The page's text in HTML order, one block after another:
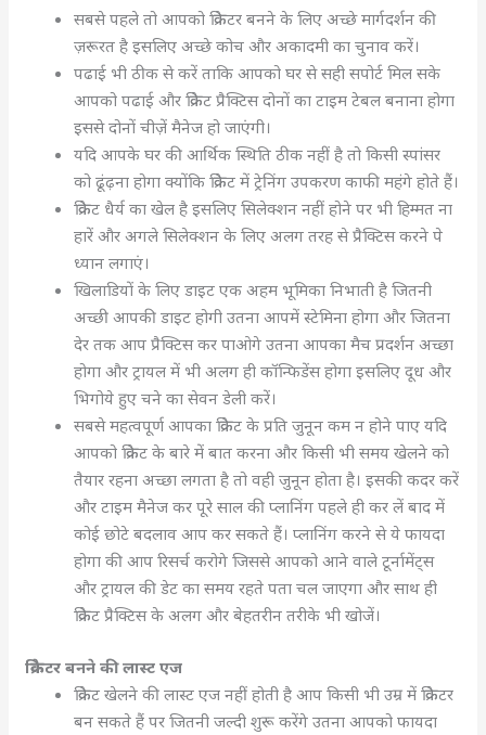
सबसे पहले तो आपको क्रिकेटर बनने के लिए अच्छे मार्गदर्शन की
ज़रूरत है इसलिए अच्छे कोच और अकादमी का चुनाव करें।
पढाई भी ठीक से करें ताकि आपको घर से सही सपोर्ट मिल सके
आपको पढाई और क्रिकेट प्रैक्टिस दोनों का टाइम टेबल बनाना होगा
इससे दोनों चीज़ें मैनेज हो जाएंगी।
यदि आपके घर की आर्थिक स्थिति ठीक नहीं है तो किसी स्पांसर
को ढूंढ़ना होगा क्योंकि क्रिकेट में ट्रेनिंग उपकरण काफी महंगे होते हैं।
क्रिकेट धैर्य का खेल है इसलिए सिलेक्शन नहीं होने पर भी हिम्मत ना
हारें और अगले सिलेक्शन के लिए अलग तरह से प्रैक्टिस करने पे
ध्यान लगाएं।
खिलाडियों के लिए डाइट एक अहम भूमिका निभाती है जितनी
अच्छी आपकी डाइट होगी उतना आपमें स्टेमिना होगा और जितना
देर तक आप प्रैक्टिस कर पाओगे उतना आपका मैच प्रदर्शन अच्छा
होगा और ट्रायल में भी अलग ही कॉन्फिडेंस होगा इसलिए दूध और
भिगोये हुए चने का सेवन डेली करें।
सबसे महत्वपूर्ण आपका क्रिकेट के प्रति जुनून कम न होने पाए यदि
आपको क्रिकेट के बारे में बात करना और किसी भी समय खेलने को
तैयार रहना अच्छा लगता है तो वही जुनून होता है। इसकी कदर करें
और टाइम मैनेज कर पूरे साल की प्लानिंग पहले ही कर लें बाद में
कोई छोटे बदलाव आप कर सकते हैं। प्लानिंग करने से ये फायदा
होगा की आप रिसर्च करोगे जिससे आपको आने वाले टूर्नामेंट्स
और ट्रायल की डेट का समय रहते पता चल जाएगा और साथ ही
क्रिकेट प्रैक्टिस के अलग और बेहतरीन तरीके भी खोजें।
क्रिकेटर बनने की लास्ट एज
क्रिकेट खेलने की लास्ट एज नहीं होती है आप किसी भी उम्र में क्रिकेटर
बन सकते हैं पर जितनी जल्दी शुरू करेंगे उतना आपको फायदा